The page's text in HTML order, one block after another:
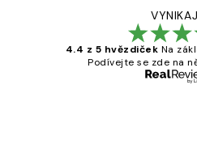
4.4 z 5 hvězdiček Na
Podívejte se zde na